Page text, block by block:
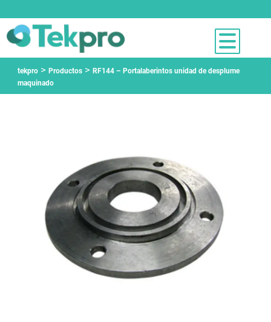
tekpro> Productos> RF144 – Portalaberintos unidad de desplume
maquinado